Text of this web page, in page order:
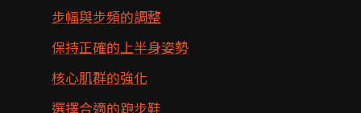
步幅與步頻的調整
保持正確的上半身姿勢
核心肌群的強化
選擇合適的跑步鞋